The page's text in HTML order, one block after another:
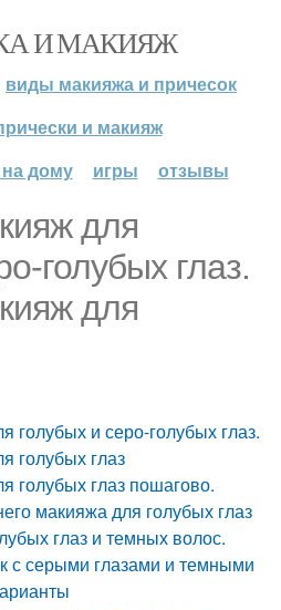
И МАКИЯЖ
виды макияжа и причесок
и макияж
дому
игры отзывы
для
голубых глаз.
для
голубых и серо-голубых глаз.
голубых глаз
голубых глаз пошагово.
макияжа для голубых глаз
глаз и темных волос.
с серыми глазами и темными